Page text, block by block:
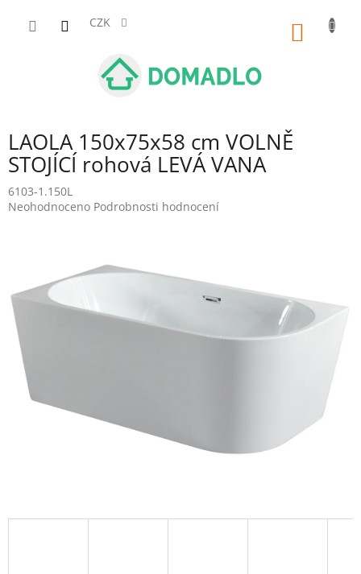
CZK
LAOLA 150x75x58 cm VOLNĚ
STOJÍCÍ rohová LEVÁ VANA
6103-1.150L
Průměrné
5
hvězdiček.
Neohodnoceno Podrobnosti hodnocení